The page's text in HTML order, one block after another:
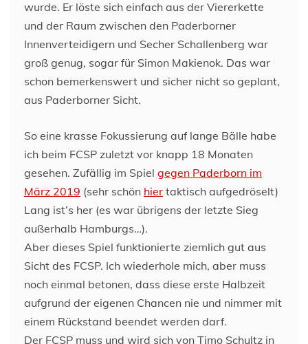
wurde. Er löste sich einfach aus der Viererkette
und der Raum zwischen den Paderborner
Innenverteidigern und Secher Schallenberg war
groß genug, sogar für Simon Makienok. Das war
schon bemerkenswert und sicher nicht so geplant,
aus Paderborner Sicht.
So eine krasse Fokussierung auf lange Bälle habe
ich beim FCSP zuletzt vor knapp 18 Monaten
gesehen. Zufällig im Spiel gegen Paderborn im
März 2019 (sehr schön hier taktisch aufgedröselt)
Lang ist’s her (es war übrigens der letzte Sieg
außerhalb Hamburgs…).
Aber dieses Spiel funktionierte ziemlich gut aus
Sicht des FCSP. Ich wiederhole mich, aber muss
noch einmal betonen, dass diese erste Halbzeit
aufgrund der eigenen Chancen nie und nimmer mit
einem Rückstand beendet werden darf.
Der FCSP muss und wird sich von Timo Schultz in